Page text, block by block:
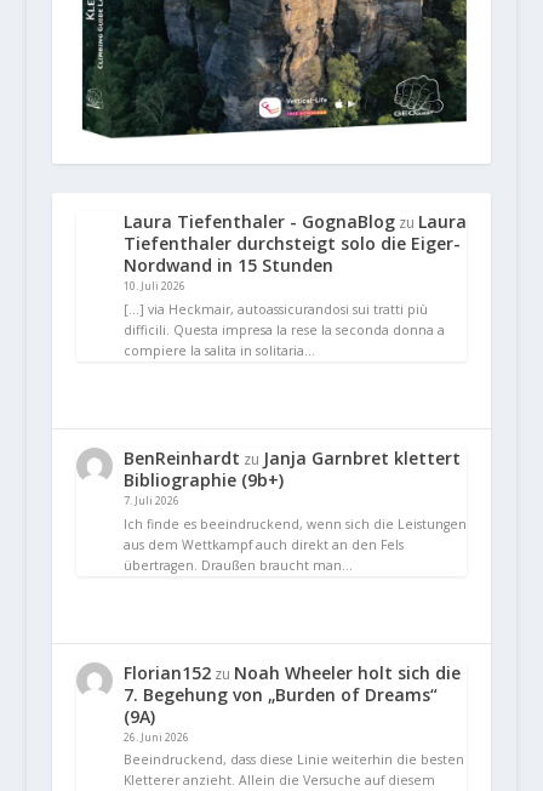
Laura Tiefenthaler - GognaBlogzu Laura
Tiefenthaler durchsteigt solo die Eiger-
Nordwand in 15 Stunden
10. Juli 2026
[…] via Heckmair, autoassicurandosi sui tratti più
difficili. Questa impresa la rese la seconda donna a
compiere la salita in solitaria…
BenReinhardt zu Janja Garnbret klettert
Bibliographie (9b+)
7. Juli 2026
Ich finde es beeindruckend, wenn sich die Leistungen
aus dem Wettkampf auch direkt an den Fels
übertragen. Draußen braucht man…
Florian152zu Noah Wheeler holt sich die
7. Begehung von „Burden of Dreams“
(9A)
26. Juni 2026
Beeindruckend, dass diese Linie weiterhin die besten
Kletterer anzieht. Allein die Versuche auf diesem